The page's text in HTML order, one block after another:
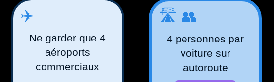
✈️
Ne garder que 4
aéroports
commerciaux
🛣️👥
4 personnes par
voiture sur
autoroute